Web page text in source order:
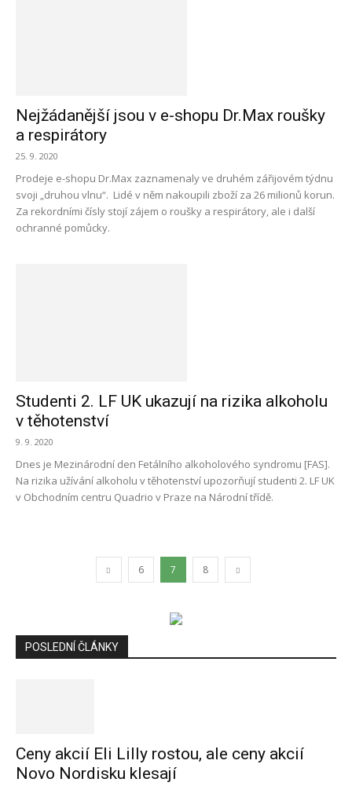
Nejžádanější jsou v e-shopu Dr.Max roušky
a respirátory
25. 9. 2020
Prodeje e-shopu Dr.Max zaznamenaly ve druhém zářijovém týdnu
svoji „druhou vlnu“. Lidé v něm nakoupili zboží za 26 milionů korun.
Za rekordními čísly stojí zájem o roušky a respirátory, ale i další
ochranné pomůcky.
Studenti 2. LF UK ukazují na rizika alkoholu
v těhotenství
9. 9. 2020
Dnes je Mezinárodní den Fetálního alkoholového syndromu [FAS].
Na rizika užívání alkoholu v těhotenství upozorňují studenti 2. LF UK
v Obchodním centru Quadrio v Praze na Národní třídě.
6 7 8
POSLEDNÍ ČLÁNKY
Ceny akcií Eli Lilly rostou, ale ceny akcií
Novo Nordisku klesají